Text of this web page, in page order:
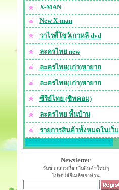
X-MAN
New X-man
วาไรตี้โชว์เกาหลี-dvd
ละครไทย new
ละครไทย(เก่า)หายาก
ละครไทย(เก่า)หายาก
ซีรีย์ไทย (ซิทคอม)
ละครไทย พื้นบ้าน
รายการสินค้าทั้งหมดในเว็บ
Newsletter
รับข่าวสารเกี่ยวกับสินค้าใหม่ๆ
โปรดใส่อีเมล์ของท่าน